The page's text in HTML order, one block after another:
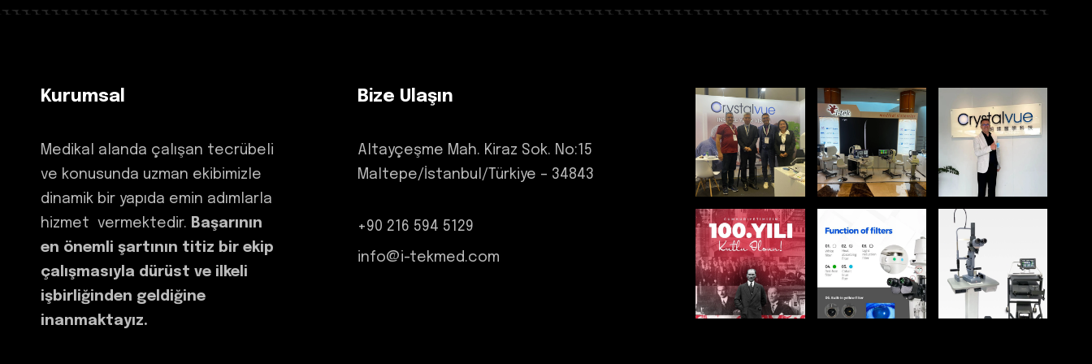
Kurumsal
Medikal alanda çalışan tecrübeli
ve konusunda uzman ekibimizle
dinamik bir yapıda emin adımlarla
hizmet vermektedir. Başarının
en önemli şartının titiz bir ekip
çalışmasıyla dürüst ve ilkeli
işbirliğinden geldiğine
inanmaktayız.
Bize Ulaşın
Altayçeşme Mah. Kiraz Sok. No:15
Maltepe/İstanbul/Türkiye – 34843
+90 216 594 5129
info@i-tekmed.com